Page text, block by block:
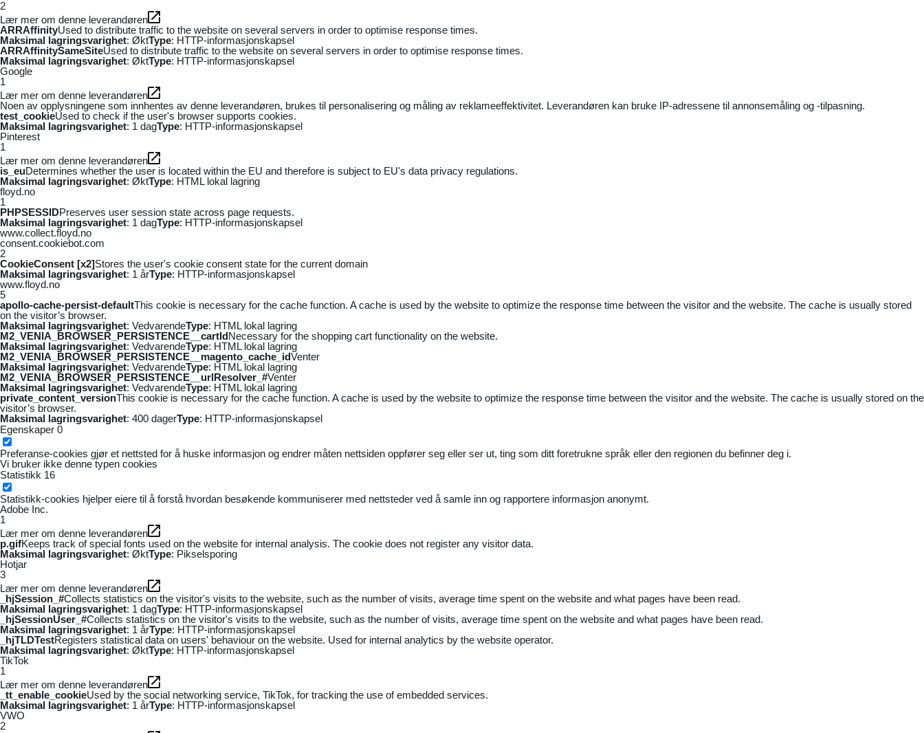
2
Lær mer om denne leverandøren
ARRAffinityUsed to distribute traffic to the website on several servers in order to optimise response times.
Maksimal lagringsvarighet: ØktType: HTTP-informasjonskapsel
ARRAffinitySameSiteUsed to distribute traffic to the website on several servers in order to optimise response times.
Maksimal lagringsvarighet: ØktType: HTTP-informasjonskapsel
Google
1
Lær mer om denne leverandøren
Noen av opplysningene som innhentes av denne leverandøren, brukes til personalisering og måling av reklameeffektivitet. Leverandøren kan bruke IP-adressene til annonsemåling og -tilpasning.
test_cookieUsed to check if the user's browser supports cookies.
Maksimal lagringsvarighet: 1 dagType: HTTP-informasjonskapsel
Pinterest
1
Lær mer om denne leverandøren
is_euDetermines whether the user is located within the EU and therefore is subject to EU's data privacy regulations.
Maksimal lagringsvarighet: ØktType: HTML lokal lagring
floyd.no
1
PHPSESSIDPreserves user session state across page requests.
Maksimal lagringsvarighet: 1 dagType: HTTP-informasjonskapsel
www.collect.floyd.no
consent.cookiebot.com
2
CookieConsent [x2]Stores the user's cookie consent state for the current domain
Maksimal lagringsvarighet: 1 årType: HTTP-informasjonskapsel
www.floyd.no
5
apollo-cache-persist-defaultThis cookie is necessary for the cache function. A cache is used by the website to optimize the response time between the visitor and the website. The cache is usually stored
on the visitor’s browser.
Maksimal lagringsvarighet: VedvarendeType: HTML lokal lagring
M2_VENIA_BROWSER_PERSISTENCE__cartIdNecessary for the shopping cart functionality on the website.
Maksimal lagringsvarighet: VedvarendeType: HTML lokal lagring
M2_VENIA_BROWSER_PERSISTENCE__magento_cache_idVenter
Maksimal lagringsvarighet: VedvarendeType: HTML lokal lagring
M2_VENIA_BROWSER_PERSISTENCE__urlResolver_#Venter
Maksimal lagringsvarighet: VedvarendeType: HTML lokal lagring
private_content_versionThis cookie is necessary for the cache function. A cache is used by the website to optimize the response time between the visitor and the website. The cache is usually stored on the
visitor’s browser.
Maksimal lagringsvarighet: 400 dagerType: HTTP-informasjonskapsel
Egenskaper 0
Preferanse-cookies gjør et nettsted for å huske informasjon og endrer måten nettsiden oppfører seg eller ser ut, ting som ditt foretrukne språk eller den regionen du befinner deg i.
Vi bruker ikke denne typen cookies
Statistikk 16
Statistikk-cookies hjelper eiere til å forstå hvordan besøkende kommuniserer med nettsteder ved å samle inn og rapportere informasjon anonymt.
Adobe Inc.
1
Lær mer om denne leverandøren
p.gifKeeps track of special fonts used on the website for internal analysis. The cookie does not register any visitor data.
Maksimal lagringsvarighet: ØktType: Pikselsporing
Hotjar
3
Lær mer om denne leverandøren
_hjSession_#Collects statistics on the visitor's visits to the website, such as the number of visits, average time spent on the website and what pages have been read.
Maksimal lagringsvarighet: 1 dagType: HTTP-informasjonskapsel
_hjSessionUser_#Collects statistics on the visitor's visits to the website, such as the number of visits, average time spent on the website and what pages have been read.
Maksimal lagringsvarighet: 1 årType: HTTP-informasjonskapsel
_hjTLDTestRegisters statistical data on users' behaviour on the website. Used for internal analytics by the website operator.
Maksimal lagringsvarighet: ØktType: HTTP-informasjonskapsel
TikTok
1
Lær mer om denne leverandøren
_tt_enable_cookieUsed by the social networking service, TikTok, for tracking the use of embedded services.
Maksimal lagringsvarighet: 1 årType: HTTP-informasjonskapsel
VWO
2